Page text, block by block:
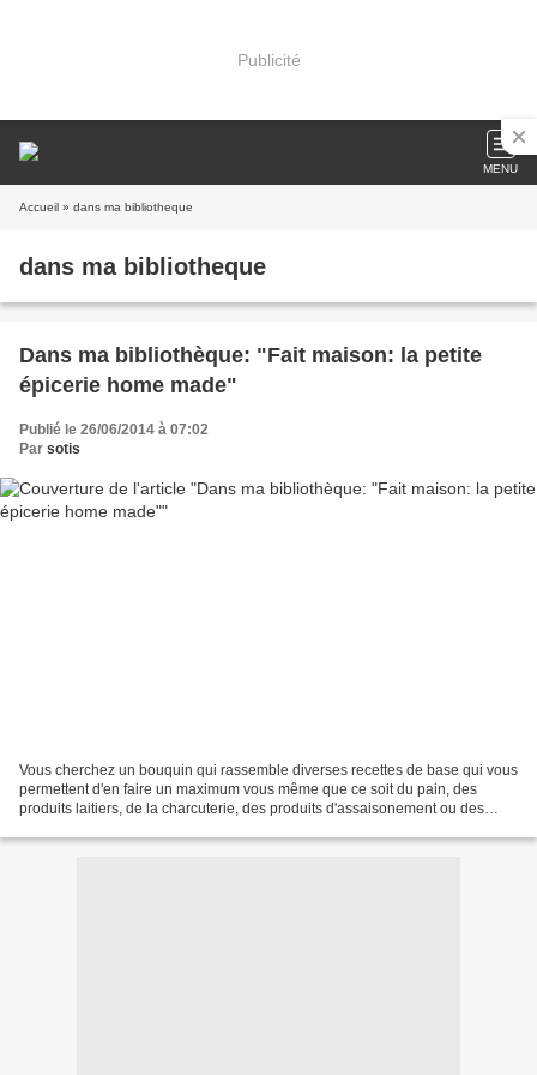
Publicité
MENU
Accueil » dans ma bibliotheque
dans ma bibliotheque
Dans ma bibliothèque: "Fait maison: la petite
épicerie home made"
Publié le 26/06/2014 à 07:02
Par sotis
Vous cherchez un bouquin qui rassemble diverses recettes de base qui vous
permettent d'en faire un maximum vous même que ce soit du pain, des
produits laitiers, de la charcuterie, des produits d'assaisonement ou des